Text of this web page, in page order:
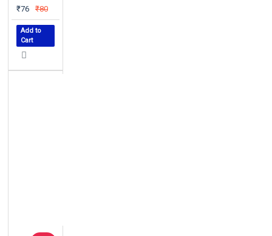
₹76 ₹80
Add to
Cart